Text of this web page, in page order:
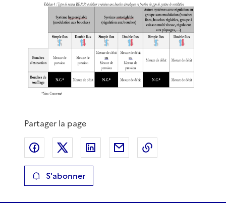
Partager la page
Partager sur Facebook
Partager sur XPartager sur LinkedIn
Partager par email
S'abonner